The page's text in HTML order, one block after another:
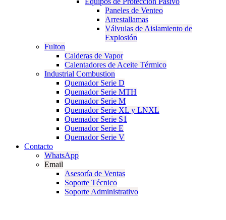
Paneles de Venteo
Arrestallamas
Válvulas de Aislamiento de
Explosión
Fulton
Calderas de Vapor
Calentadores de Aceite Térmico
Industrial Combustion
Quemador Serie D
Quemador Serie MTH
Quemador Serie M
Quemador Serie XL y LNXL
Quemador Serie S1
Quemador Serie E
Quemador Serie V
Contacto
WhatsApp
Email
Asesoría de Ventas
Soporte Técnico
Soporte Administrativo